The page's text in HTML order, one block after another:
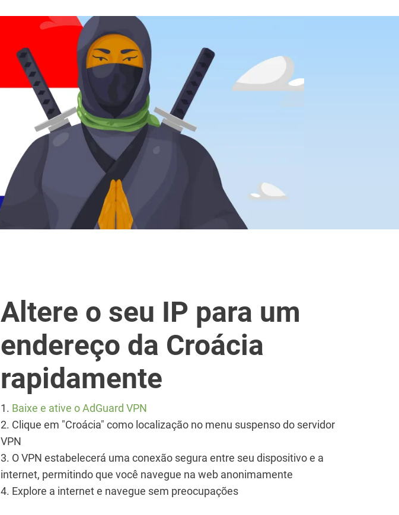
Altere o seu IP para um
endereço da Croácia
rapidamente
1. Baixe e ative o AdGuard VPN
2. Clique em "Croácia" como localização no menu suspenso do servidor
VPN
3. O VPN estabelecerá uma conexão segura entre seu dispositivo e a
internet, permitindo que você navegue na web anonimamente
4. Explore a internet e navegue sem preocupações